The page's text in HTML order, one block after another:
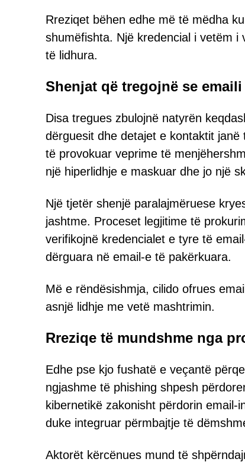
Rreziqet bëhen edhe më të mëdha
shumëfishta. Një kredencial i vetëm
të lidhura.
Shenjat që tregojnë se
Disa tregues zbulojnë natyrën
dërguesit dhe detajet e kontaktit
të provokuar veprime të
një hiperlidhje e maskuar dhe jo një
Një tjetër shenjë paralajmëruese
jashtme. Proceset legjitime të
verifikojnë kredencialet e tyre të
dërguara në email-e të pakërkuara.
Më e rëndësishmja, cilido ofrues
asnjë lidhje me vetë mashtrimin.
Rreziqe të mundshme nga
Edhe pse kjo fushatë e veçantë
ngjashme të phishing shpesh
kibernetikë zakonisht përdorin
duke integruar përmbajtje të
Aktorët kërcënues mund të